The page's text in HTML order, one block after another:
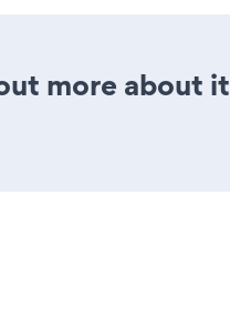
more about